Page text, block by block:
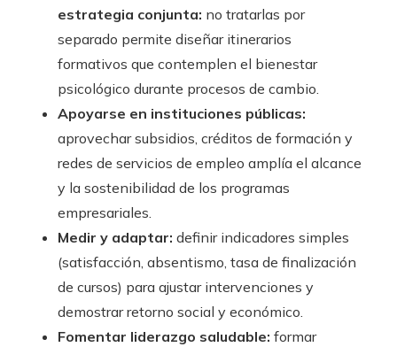
estrategia conjunta: no tratarlas por
separado permite diseñar itinerarios
formativos que contemplen el bienestar
psicológico durante procesos de cambio.
Apoyarse en instituciones públicas:
aprovechar subsidios, créditos de formación y
redes de servicios de empleo amplía el alcance
y la sostenibilidad de los programas
empresariales.
Medir y adaptar: definir indicadores simples
(satisfacción, absentismo, tasa de finalización
de cursos) para ajustar intervenciones y
demostrar retorno social y económico.
Fomentar liderazgo saludable: formar